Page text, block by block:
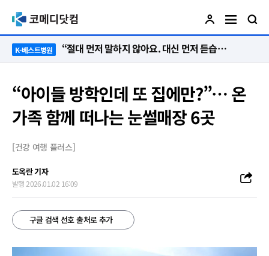
K-베스트병원 “절대 먼저 말하지 않아요. 대신 먼저 듣습니다”
“아이들 방학인데 또 집에만?”… 온
가족 함께 떠나는 눈썰매장 6곳
[건강 여행 플러스]
도옥란 기자
발행 2026.01.02 16:09
구글 검색 선호 출처로 추가